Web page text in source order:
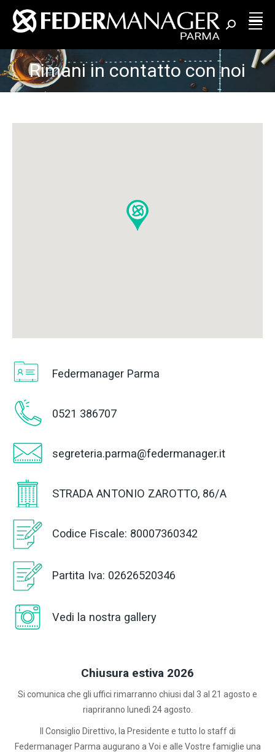
Cerca:
Rimani in contatto con noi
Federmanager Parma
0521 386707
segreteria.parma@federmanager.it
STRADA ANTONIO ZAROTTO, 86/A
Codice Fiscale: 80007360342
Partita Iva: 02626520346
Vedi la nostra gallery
Chiusura estiva 2026
Si comunica che gli uffici rimarranno chiusi dal 3 al 21 agosto e
riapriranno lunedì 24 agosto.
Il Consiglio Direttivo, la Presidente e tutto lo staff di
Federmanager Parma augurano a Voi e alle Vostre famiglie una